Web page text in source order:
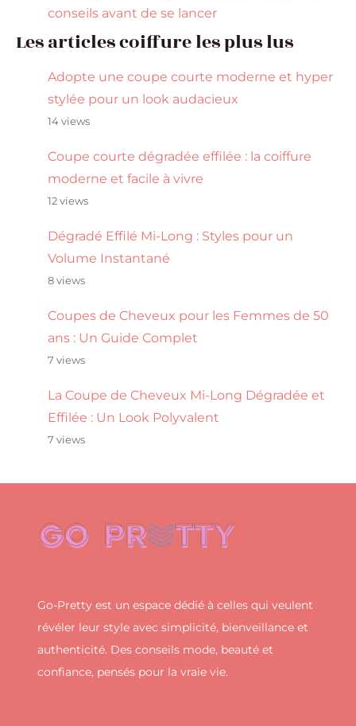
conseils avant de se lancer
Les articles coiffure les plus lus
Adopte une coupe courte moderne et hyper
stylée pour un look audacieux
14 views
Coupe courte dégradée effilée : la coiffure
moderne et facile à vivre
12 views
Dégradé Effilé Mi-Long : Styles pour un
Volume Instantané
8 views
Coupes de Cheveux pour les Femmes de 50
ans : Un Guide Complet
7 views
La Coupe de Cheveux Mi-Long Dégradée et
Effilée : Un Look Polyvalent
7 views
Go-Pretty est un espace dédié à celles qui veulent
révéler leur style avec simplicité, bienveillance et
authenticité. Des conseils mode, beauté et
confiance, pensés pour la vraie vie.